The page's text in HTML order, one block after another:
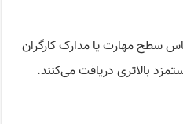
سطح مهارت یا مدارک کارگران
بالاتری دریافت می‌کنند.